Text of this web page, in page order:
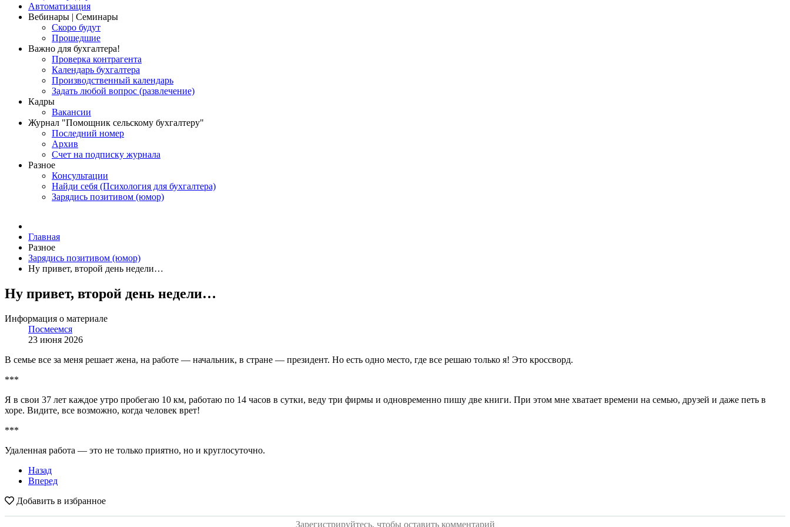
Автоматизация
Вебинары | Семинары
Скоро будут
Прошедшие
Важно для бухгалтера!
Проверка контрагента
Календарь бухгалтера
Производственный календарь
Задать любой вопрос (развлечение)
Кадры
Вакансии
Журнал "Помощник сельскому бухгалтеру"
Последний номер
Архив
Счет на подписку журнала
Разное
Консультации
Найди себя (Психология для бухгалтера)
Зарядись позитивом (юмор)
Главная
Разное
Зарядись позитивом (юмор)
Ну привет, второй день недели…
Ну привет, второй день недели…
Информация о материале
Посмеемся
23 июня 2026
В семье все за меня решает жена, на работе — начальник, в стране — президент. Но есть одно место, где все решаю только я! Это кроссворд.
***
Я в свои 37 лет каждое утро пробегаю 10 км, работаю по 14 часов в сутки, веду три фирмы и одновременно пишу две книги. При этом мне хватает времени на семью, друзей и даже петь в
хоре. Видите, все возможно, когда человек врет!
***
Удаленная работа — это не только приятно, но и круглосуточно.
Назад
Вперед
Добавить в избранное
Зарегистрируйтесь, чтобы оставить комментарий